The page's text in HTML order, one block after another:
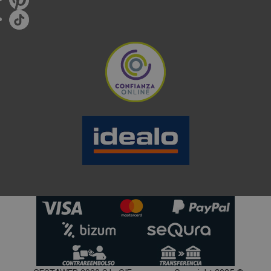
requieren acceso frecuente tanto a productos frescos
como congelados.
Modelos French Door:proporcionan
en la zona de refrigeraciónsin división central,
facilitando el almacenamiento de bandejas y platos
grandes. Los cajones congelador inferiores mejoran la
ergonomía al reducir la necesidad de agacharse.
contactar con nuestro equipo y con gusto te daremos el
soporte que necesitas.
3. EFICIENCIA ENERGÉTICA Y SOSTENIBILIDAD